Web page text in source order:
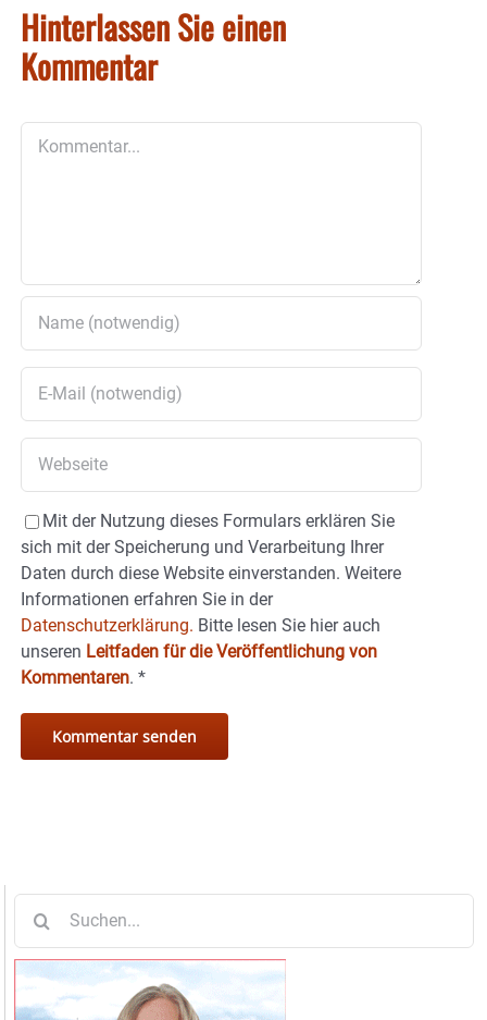
Hinterlassen Sie einen
Kommentar
Mit der Nutzung dieses Formulars erklären Sie
sich mit der Speicherung und Verarbeitung Ihrer
Daten durch diese Website einverstanden. Weitere
Informationen erfahren Sie in der
Datenschutzerklärung. Bitte lesen Sie hier auch
unseren Leitfaden für die Veröffentlichung von
Kommentaren. *
nach: